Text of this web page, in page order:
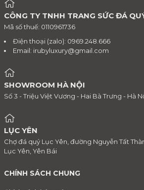
CÔNG TY TNHH TRANG SỨC ĐÁ
Mã số thuế: 0110961736
Điện thoại (zalo): 0969.248.666
Email: irubyluxury@gmail.com
SHOWROOM HÀ NỘI
Số 3 - Triệu Việt Vương - Hai Bà Trưng - Hà
LỤC YÊN
Chợ đá quý Lục Yên, đường Nguyễn Tất
Lục Yên, Yên Bái
CHÍNH SÁCH CHUNG